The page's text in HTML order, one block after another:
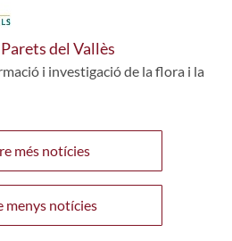
del Vallès
i investigació de la flora i la
més notícies
menys notícies